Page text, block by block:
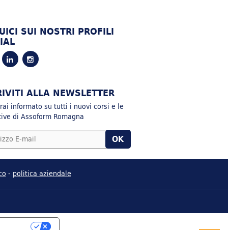
SUI NOSTRI PROFILI
ALLA NEWSLETTER
informato su tutti i nuovi corsi e le
di Assoform Romagna
- politica aziendale